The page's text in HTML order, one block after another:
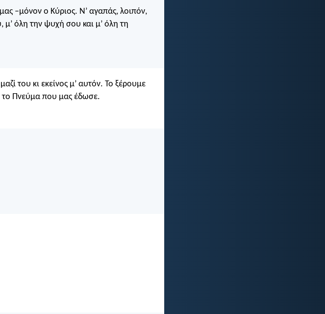
–μόνον ο Κύριος. Ν’ αγαπάς, λοιπόν,
μ’ όλη την ψυχή σου και μ’ όλη τη
του κι εκείνος μ’ αυτόν. Το ξέρουμε
το Πνεύμα που μας έδωσε.